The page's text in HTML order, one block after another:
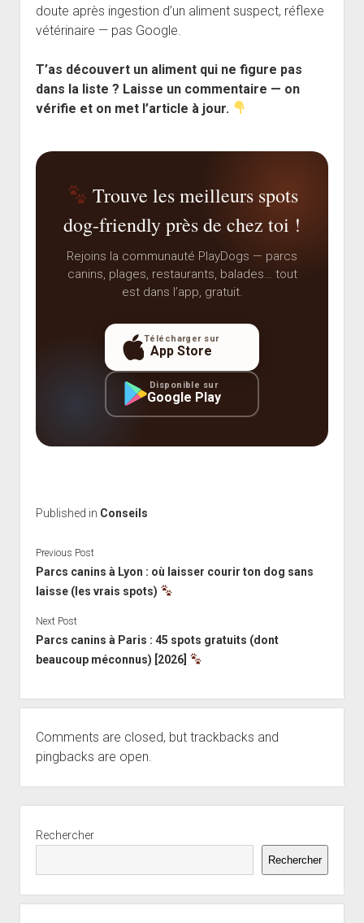
doute après ingestion d’un aliment suspect, réflexe
vétérinaire — pas Google.
T’as découvert un aliment qui ne figure pas
dans la liste ? Laisse un commentaire — on
vérifie et on met l’article à jour.
Trouve les meilleurs spots
dog-friendly près de chez toi !
Rejoins la communauté PlayDogs — parcs
canins, plages, restaurants, balades… tout
est dans l’app, gratuit.
Télécharger sur
App Store
Disponible sur
Google Play
Published in Conseils
Previous Post
Parcs canins à Lyon : où laisser courir ton dog sans
laisse (les vrais spots)
Next Post
Parcs canins à Paris : 45 spots gratuits (dont
beaucoup méconnus) [2026]
Comments are closed, but trackbacks and
pingbacks are open.
Rechercher
Rechercher